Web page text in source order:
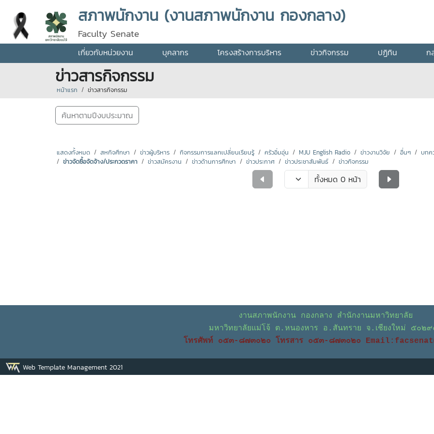
สภาพนักงาน (งานสภาพนักงาน กองกลาง)
Faculty Senate
เกี่ยวกับหน่วยงาน บุคลากร โครงสร้างการบริหาร ข่าวกิจกรรม ปฏิทิน ก
ข่าวสารกิจกรรม
หน้าแรก ข่าวสารกิจกรรม
ค้นหาตามปีงบประมาณ
แสดงทั้งหมด สหกิจศึกษา ข่าวผู้บริหาร กิจกรรมการแลกเปลี่ยนเรียนรู้ ครัวอิ่มอุ่น MJU English Radio ข่าวงานวิจัย อื่นๆ บทค
ข่าวจัดซื้อจัดจ้าง/ประกวดราคา
ข่าวสมัครงาน ข่าวด้านการศึกษา ข่าวประกาศ ข่าวประชาสัมพันธ์ ข่าวกิจกรรม
ทั้งหมด 0 หน้า
งานสภาพนักงาน กองกลาง สำนักงานมหาวิทยาลัย
มหาวิทยาลัยแม่โจ้ ต.หนองหาร อ.สันทราย จ.เชียงใหม่ ๕๐๒
โทรศัพท์ ๐๕๓-๘๗๓๐๒๐ โทรสาร ๐๕๓-๘๗๓๐๒๐
Web Template Management 2021